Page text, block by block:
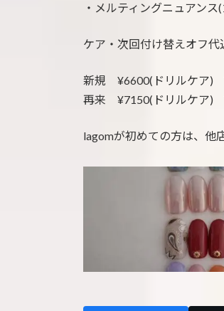
・メルティングニュアン
ケア・次回付け替えオフ代
新規 ¥6600(ドリルケア)
再来 ¥7150(ドリルケア)
lagomが初めての方は、他